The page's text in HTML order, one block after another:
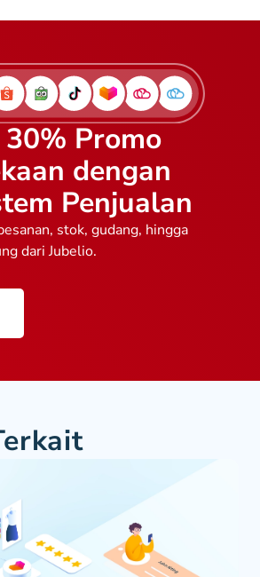
Promo
dengan
Penjualan
stok, gudang, hingga
dari Jubelio.